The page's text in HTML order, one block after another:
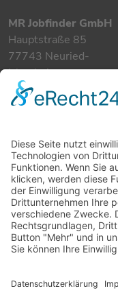
MR Jobfinder GmbH
Hauptstraße 85
77743 Neuried-
Ichenheim
+49 7807 885 901 0
info@mrjobfinder.com
Für Arbeitgeber
Für Arbeitnehmer
Stellenanzeigen
Kandidaten
Kontakt
Datenschutzerklärung
Cookie-Einstellungen